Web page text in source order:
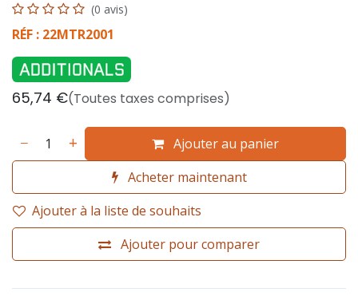
(0 avis)
RÉF : 22MTR2001
65,74 €(Toutes taxes comprises)
Ajouter au panier
Acheter maintenant
Ajouter pour comparer
Ajouter à la liste de souhaits